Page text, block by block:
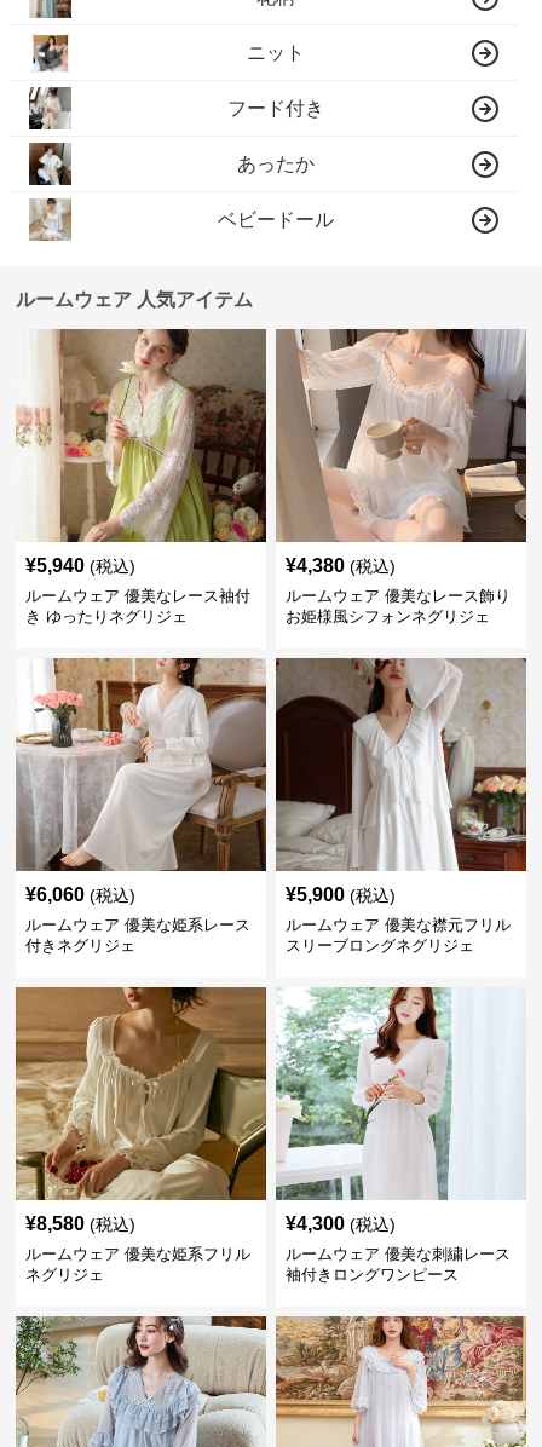
ニット
フード付き
あったか
ベビードール
ルームウェア 人気アイテム
¥5,940 (税込)
ルームウェア 優美なレース袖付
き ゆったりネグリジェ
¥4,380 (税込)
ルームウェア 優美なレース飾り
お姫様風シフォンネグリジェ
¥6,060 (税込)
ルームウェア 優美な姫系レース
付きネグリジェ
¥5,900 (税込)
ルームウェア 優美な襟元フリル
スリーブロングネグリジェ
¥8,580 (税込)
ルームウェア 優美な姫系フリル
ネグリジェ
¥4,300 (税込)
ルームウェア 優美な刺繍レース
袖付きロングワンピース